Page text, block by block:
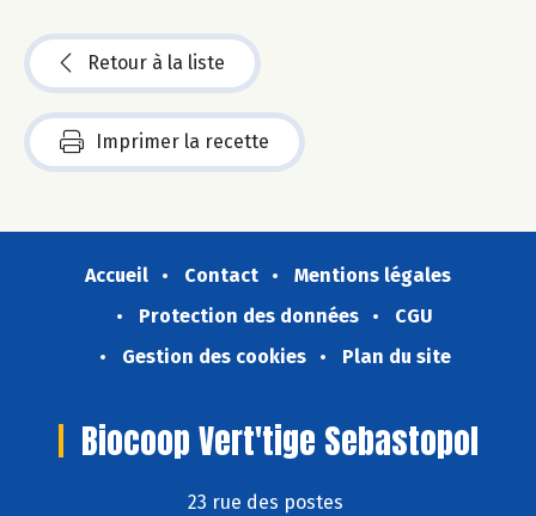
Retour à la liste
Imprimer la recette
Accueil Contact
Mentions légales
Protection des données
CGU
Gestion des cookies
Plan du site
Biocoop Vert'tige Sebastopol
23 rue des postes